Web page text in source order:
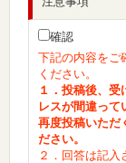
確認
下記の内容をご
ください。
１．投稿後、
レスが間違って
再度投稿いただ
ださい。
２．回答は記入